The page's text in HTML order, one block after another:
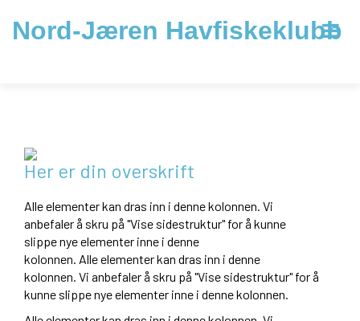
Nord-Jæren Havfiskeklubb
Her er din overskrift
Alle elementer kan dras inn i denne kolonnen. Vi
anbefaler å skru på "Vise sidestruktur" for å kunne
slippe nye elementer inne i denne
kolonnen. Alle elementer kan dras inn i denne
kolonnen. Vi anbefaler å skru på "Vise sidestruktur" for å
kunne slippe nye elementer inne i denne kolonnen.